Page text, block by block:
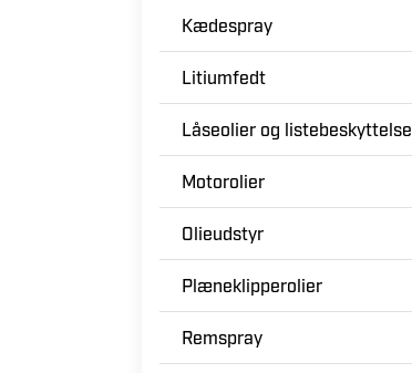
Kædespray
Litiumfedt
Låseolier og listebeskyttelse
Motorolier
Olieudstyr
Plæneklipperolier
Remspray